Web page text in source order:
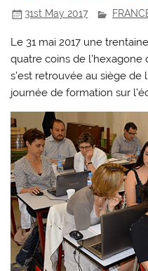
31st May 2017
Le 31 mai 2017 une
quatre coins de l’hexagone
s’est retrouvée au siège de
journée de formation sur